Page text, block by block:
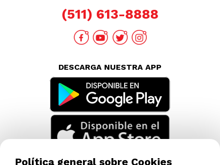
(511) 613-8888
DESCARGA NUESTRA APP
Política general sobre Cookies